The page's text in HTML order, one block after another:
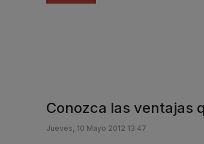
Conozca las ventajas
Jueves, 10 Mayo 2012 13:47